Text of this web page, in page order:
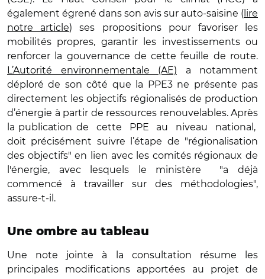
également égrené dans son avis sur auto-saisine ( lire
notre article) ses propositions pour favoriser les
mobilités propres, garantir les investissements ou
renforcer la gouvernance de cette feuille de route.
L’Autorité environnementale (AE) a notamment
déploré de son côté que la PPE3 ne présente pas
directement les objectifs régionalisés de production
d’énergie à partir de ressources renouvelables. Après
la publication de cette PPE au niveau national,
doit précisément suivre l’étape de "régionalisation
des objectifs" en lien avec les comités régionaux de
l'énergie, avec lesquels le ministère "a déjà
commencé à travailler sur des méthodologies",
assure-t-il.
Une ombre au tableau
Une note jointe à la consultation résume les
principales modifications apportées au projet de